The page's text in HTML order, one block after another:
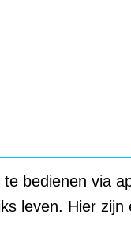
bedienen via
leven. Hier zijn